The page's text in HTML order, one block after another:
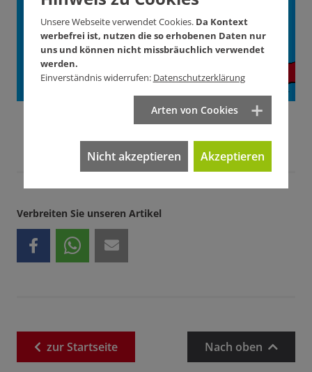
Wie? Hier! Jetzt!
Verbreiten Sie unseren Artikel
zurStartseite Nach oben
Unsere Webseite verwendet Cookies. Da Kontext
werbefrei ist, nutzen die so erhobenen Daten nur
uns und können nicht missbräuchlich verwendet
werden.
Einverständnis widerrufen: Datenschutzerklärung
Arten von Cookies
Nicht akzeptieren Akzeptieren